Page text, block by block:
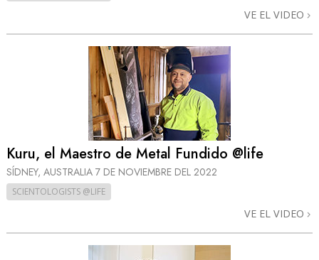
VE EL VIDEO
Kuru, el Maestro de Metal Fundido @life
SÍDNEY, AUSTRALIA 7 DE NOVIEMBRE DEL 2022
SCIENTOLOGISTS @LIFE
VE EL VIDEO